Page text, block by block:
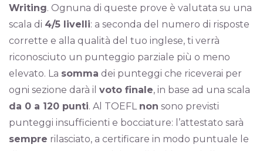
Writing. Ognuna di queste prove è valutata su una
scala di 4/5 livelli: a seconda del numero di risposte
corrette e alla qualità del tuo inglese, ti verrà
riconosciuto un punteggio parziale più o meno
elevato. La somma dei punteggi che riceverai per
ogni sezione darà il voto finale, in base ad una scala
da 0 a 120 punti. Al TOEFL non sono previsti
punteggi insufficienti e bocciature: l’attestato sarà
sempre rilasciato, a certificare in modo puntuale le